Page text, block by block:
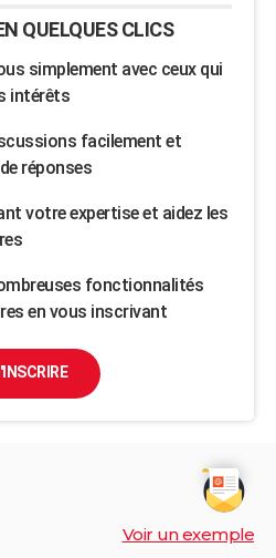
QUELQUES CLICS
simplement avec ceux qui
intérêts
facilement et
réponses
votre expertise et aidez les
fonctionnalités
en vous inscrivant
Voir un exemple